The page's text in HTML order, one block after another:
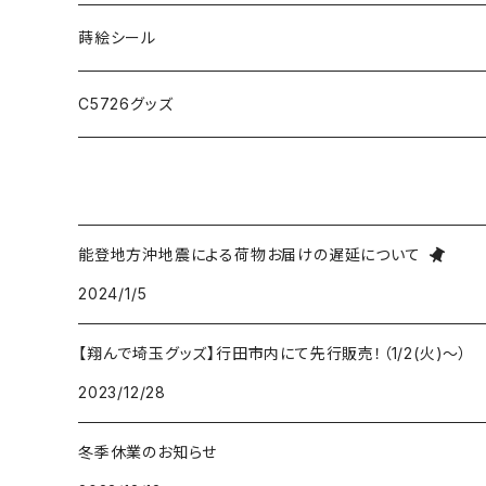
アクセサリー・小物
ファッション
バック・ポーチ
手ぬぐい
蒔絵シール
C5726グッズ
能登地方沖地震による荷物お届けの遅延について
2024/1/5
【翔んで埼玉グッズ】行田市内にて先行販売！（1/2(火)〜）
2023/12/28
冬季休業のお知らせ